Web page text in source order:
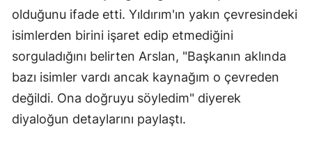
olduğunu ifade etti. Yıldırım'ın yakın çevresindeki
isimlerden birini işaret edip etmediğini
sorguladığını belirten Arslan, "Başkanın aklında
bazı isimler vardı ancak kaynağım o çevreden
değildi. Ona doğruyu söyledim" diyerek
diyaloğun detaylarını paylaştı.